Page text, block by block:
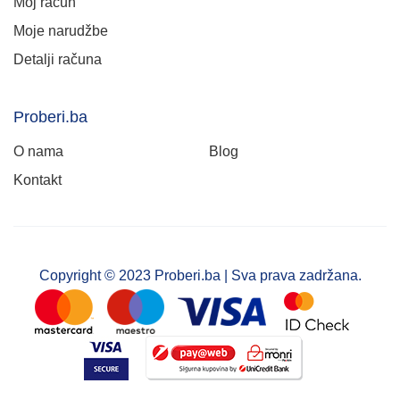
Moje narudžbe
Detalji računa
Proberi.ba
O nama
Blog
Kontakt
Copyright © 2023 Proberi.ba | Sva prava zadržana.